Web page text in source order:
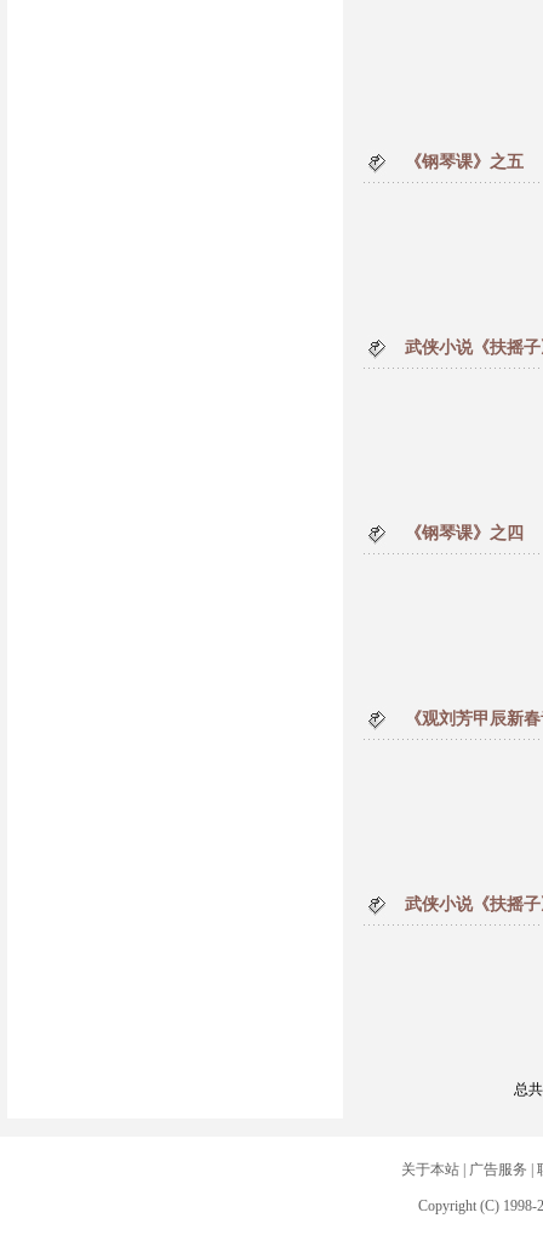
《钢琴课》之五
武侠小说《扶摇
《钢琴课》之四
《观刘芳甲辰新
武侠小说《扶摇
总
关于本站| 广告服务
Copyright (C) 1998-